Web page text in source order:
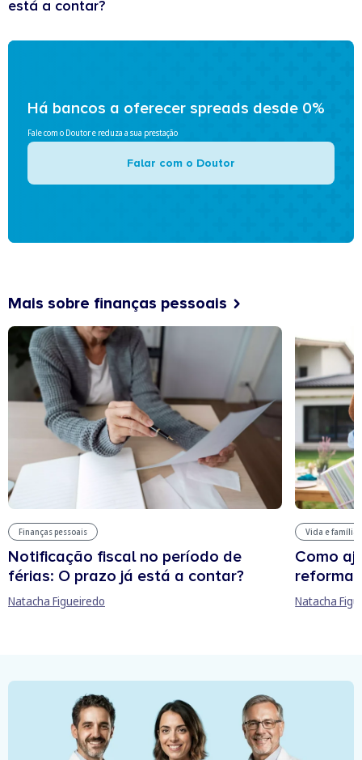
está a contar?
Há bancos a oferecer spreads desde 0%
Fale com o Doutor e reduza a sua prestação
Falar com o Doutor
Mais sobre finanças pessoais
Finanças pessoais
Notificação fiscal no período de
férias: O prazo já está a contar?
Natacha Figueiredo
Vida e família
Como
reforma
Natacha